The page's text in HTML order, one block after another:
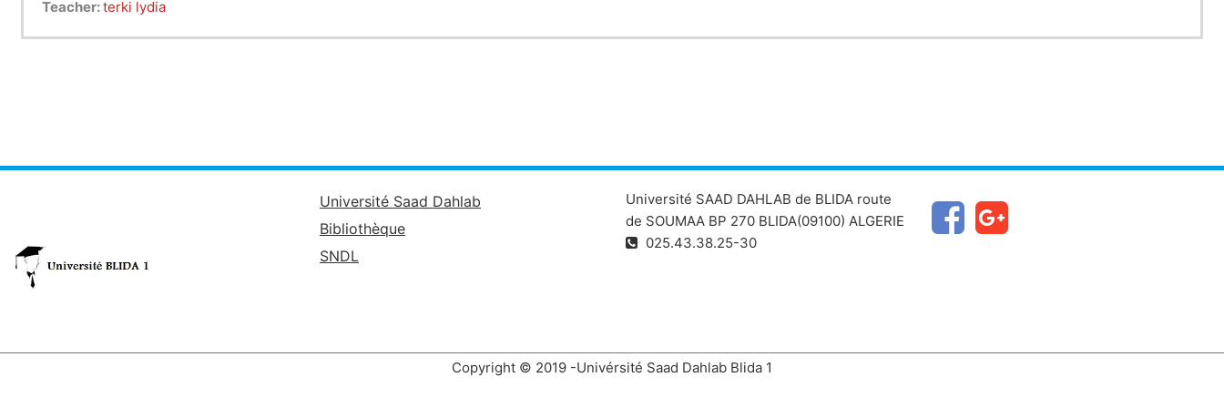
Teacher:terki lydia
Université Saad Dahlab
Bibliothèque
SNDL
Université SAAD DAHLAB de BLIDA route
de SOUMAA BP 270 BLIDA(09100) ALGERIE
025.43.38.25-30
Copyright © 2019 -Univérsité Saad Dahlab Blida 1